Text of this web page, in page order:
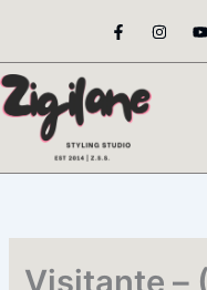
content
F
a
e
o
o
-
I
n
t
Y
o
t
Visitante –